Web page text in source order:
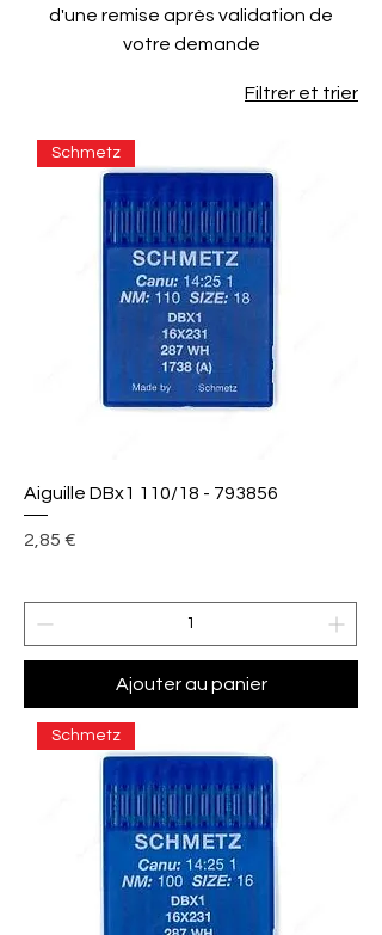
d'une remise après validation de
votre demande
Filtrer et trier
Schmetz
Aiguille DBx1 110/18 - 793856
Prix
2,85 €
Ajouter au panier
Schmetz